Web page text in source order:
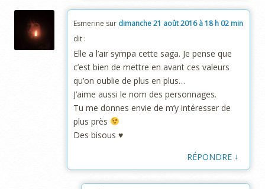
Esmerine sur dimanche 21 août 2016 à 18 h 02 min
dit :
Elle a l’air sympa cette saga. Je pense que
c’est bien de mettre en avant ces valeurs
qu’on oublie de plus en plus…
J’aime aussi le nom des personnages.
Tu me donnes envie de m’y intéresser de
plus près
Des bisous ♥
RÉPONDRE ↓